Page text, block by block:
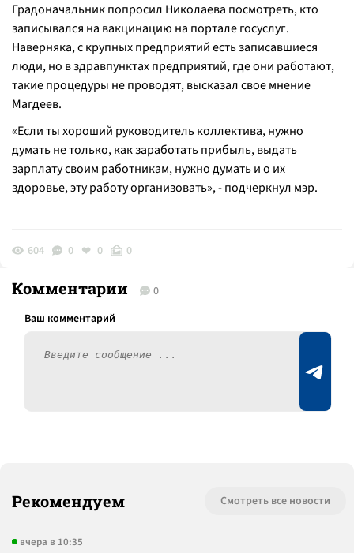
Градоначальник попросил Николаева посмотреть, кто
записывался на вакцинацию на портале госуслуг.
Наверняка, с крупных предприятий есть записавшиеся
люди, но в здравпунктах предприятий, где они работают,
такие процедуры не проводят, высказал свое мнение
Магдеев.
«Если ты хороший руководитель коллектива, нужно
думать не только, как заработать прибыль, выдать
зарплату своим работникам, нужно думать и о их
здоровье, эту работу организовать», - подчеркнул мэр.
604 0 0 0
Комментарии 0
Рекомендуем Смотреть все новости
вчера в 10:35